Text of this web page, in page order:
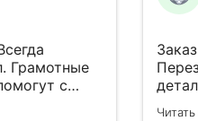
Грамотные
с